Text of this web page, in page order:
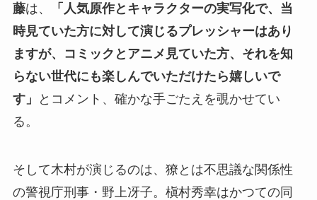
藤は、
「人気原作とキャラクターの実写化で、当
時見ていた方に対して演じるプレッシャーはあり
ますが、コミックとアニメ見ていた方、それを知
らない世代にも楽しんでいただけたら嬉しいで
す」
とコメント、確かな手ごたえを覗かせてい
る。
そして木村が演じるのは、獠とは不思議な関係性
の警視庁刑事・野上冴子。槇村秀幸はかつての同